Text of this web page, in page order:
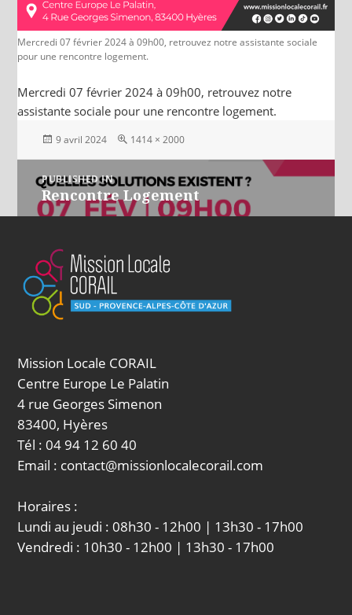
Mercredi 07 février 2024 à 09h00, retrouvez notre assistante sociale
pour une rencontre logement.
Mercredi 07 février 2024 à 09h00, retrouvez notre
assistante sociale pour une rencontre logement.
Posted
9 avril 2024
Full
1414 × 2000
Navigation
de
PUBLISHED IN
Rencontre Logement
Mission Locale CORAIL
Centre Europe Le Palatin
4 rue Georges Simenon
83400, Hyères
Tél : 04 94 12 60 40
Email : contact@missionlocalecorail.com
Horaires :
Lundi au jeudi : 08h30 - 12h00 | 13h30 - 17h00
Vendredi : 10h30 - 12h00 | 13h30 - 17h00